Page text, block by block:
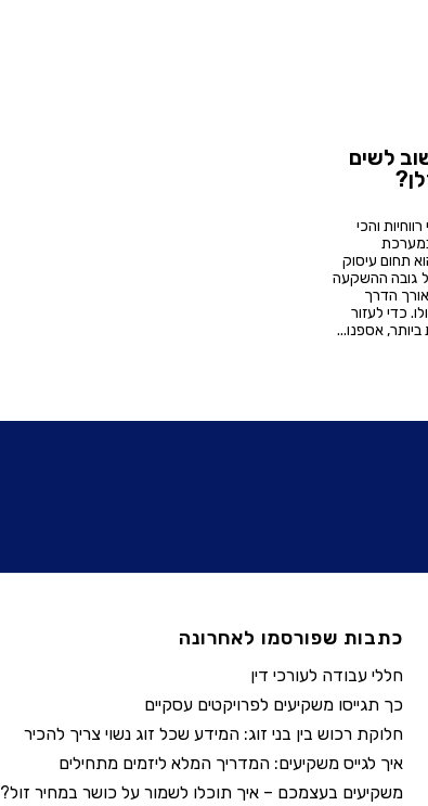
לשים
והכי
תחום עיסוק
גובה ההשקעה
הדרך
כדי לעזור
אספנו...
כתבות שפורסמו לאחרונה
חללי עבודה לעורכי דין
כך תגייסו משקיעים לפרויקטים עסקיים
חלוקת רכוש בין בני זוג: המידע שכל זוג נשוי צריך להכיר
איך לגייס משקיעים: המדריך המלא ליזמים מתחילים
משקיעים בעצמכם – איך תוכלו לשמור על כושר במחיר זול?